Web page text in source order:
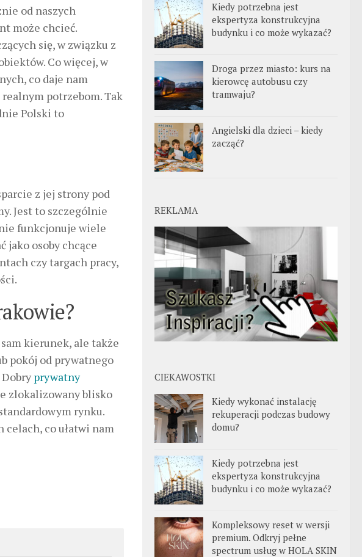
od naszych
może chcieć.
się, w związku z
Co więcej, w
co daje nam
potrzebom. Tak
Polski to
z jej strony pod
Jest to szczególnie
funkcjonuje wiele
jako osoby chcące
czy targach pracy,
kierunek, ale także
pokój od prywatnego
prywatny
zlokalizowany blisko
rynku.
co ułatwi nam
Kiedy potrzebna jest
ekspertyza konstrukcyjna
budynku i co może wykazać?
Droga przez miasto: kurs na
kierowcę autobusu czy
tramwaju?
Angielski dla dzieci – kiedy
zacząć?
REKLAMA
CIEKAWOSTKI
Kiedy wykonać instalację
rekuperacji podczas budowy
domu?
Kiedy potrzebna jest
ekspertyza konstrukcyjna
budynku i co może wykazać?
Kompleksowy reset w wersji
premium. Odkryj pełne
spectrum usług w HOLA SKIN